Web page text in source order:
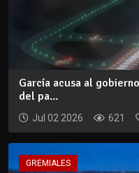
García acusa al
del pa...
Jul 02 2026 621
GREMIALES